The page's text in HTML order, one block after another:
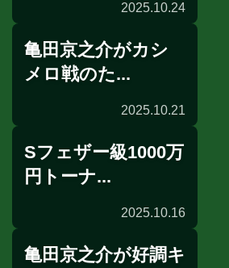
前日計量
2025.10.24
出発
亀田京之介がカシ
メロ戦のた...
2025.10.21
出場選手発表
Sフェザー級1000万
円トーナ...
2025.10.16
亀田京之介が好調キ